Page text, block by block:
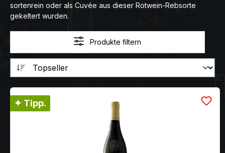
sortenrein oder als Cuvée aus dieser Rotwein-Rebsorte
gekeltert wurden.
Produkte filtern
✦ Tipp.